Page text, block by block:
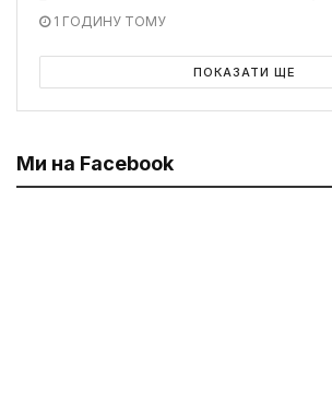
1 ГОДИНУ ТОМУ
ПОКАЗАТИ ЩЕ
Ми на Facebook